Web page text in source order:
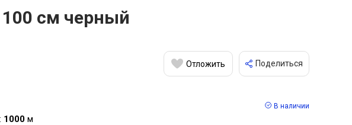
см черный
Отложить Поделиться
1000 м
В наличии